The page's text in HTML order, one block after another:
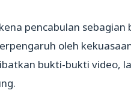
pencabulan sebagian
oleh
bukti-bukti video,